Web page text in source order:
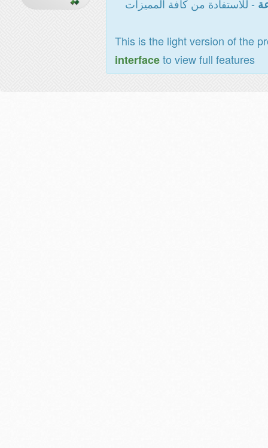
- للاستفادة من كافة المميزات
This is the light version of the
interfaceto view full features